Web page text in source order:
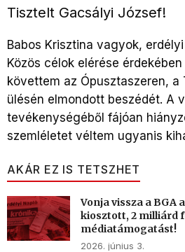
Tisztelt Gacsályi József!
Babos Krisztina vagyok,
Közös célok elérése
követtem az Ópusztaszeren, a
ülésén elmondott beszédét. A
tevékenységéből fájóan
szemléletet véltem ugyanis
AKÁR EZ IS TETSZHET
Vonja vissza a BGA
kiosztott, 2 milliárd
médiatámogatást!
2026. június 3.